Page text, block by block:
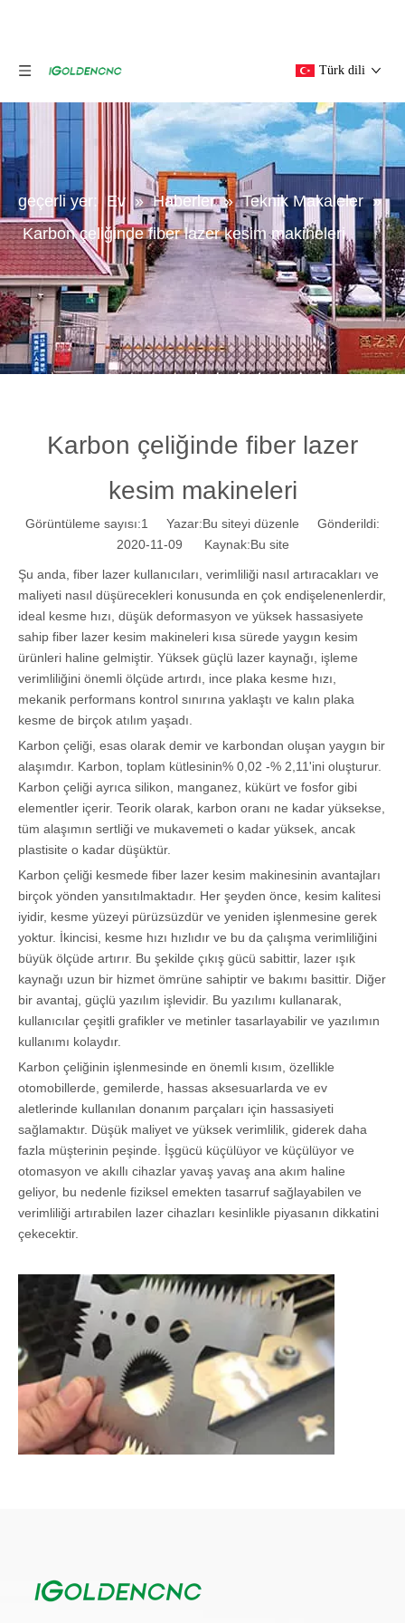
Türk dili
geçerli yer: Ev » Haberler » Teknik Makaleler »
Karbon çeliğinde fiber lazer kesim makineleri
Karbon çeliğinde fiber lazer
kesim makineleri
Görüntüleme sayısı:1
Yazar:Bu siteyi düzenle Gönderildi:
2020-11-09 Kaynak:Bu site
Şu anda, fiber lazer kullanıcıları, verimliliği nasıl artıracakları ve
maliyeti nasıl düşürecekleri konusunda en çok endişelenenlerdir,
ideal kesme hızı, düşük deformasyon ve yüksek hassasiyete
sahip fiber lazer kesim makineleri kısa sürede yaygın kesim
ürünleri haline gelmiştir. Yüksek güçlü lazer kaynağı, işleme
verimliliğini önemli ölçüde artırdı, ince plaka kesme hızı,
mekanik performans kontrol sınırına yaklaştı ve kalın plaka
kesme de birçok atılım yaşadı.
Karbon çeliği, esas olarak demir ve karbondan oluşan yaygın bir
alaşımdır. Karbon, toplam kütlesinin% 0,02 -% 2,11'ini oluşturur.
Karbon çeliği ayrıca silikon, manganez, kükürt ve fosfor gibi
elementler içerir. Teorik olarak, karbon oranı ne kadar yüksekse,
tüm alaşımın sertliği ve mukavemeti o kadar yüksek, ancak
plastisite o kadar düşüktür.
Karbon çeliği kesmede fiber lazer kesim makinesinin avantajları
birçok yönden yansıtılmaktadır. Her şeyden önce, kesim kalitesi
iyidir, kesme yüzeyi pürüzsüzdür ve yeniden işlenmesine gerek
yoktur. İkincisi, kesme hızı hızlıdır ve bu da çalışma verimliliğini
büyük ölçüde artırır. Bu şekilde çıkış gücü sabittir, lazer ışık
kaynağı uzun bir hizmet ömrüne sahiptir ve bakımı basittir. Diğer
bir avantaj, güçlü yazılım işlevidir. Bu yazılımı kullanarak,
kullanıcılar çeşitli grafikler ve metinler tasarlayabilir ve yazılımın
kullanımı kolaydır.
Karbon çeliğinin işlenmesinde en önemli kısım, özellikle
otomobillerde, gemilerde, hassas aksesuarlarda ve ev
aletlerinde kullanılan donanım parçaları için hassasiyeti
sağlamaktır. Düşük maliyet ve yüksek verimlilik, giderek daha
fazla müşterinin peşinde. İşgücü küçülüyor ve küçülüyor ve
otomasyon ve akıllı cihazlar yavaş yavaş ana akım haline
geliyor, bu nedenle fiziksel emekten tasarruf sağlayabilen ve
verimliliği artırabilen lazer cihazları kesinlikle piyasanın dikkatini
çekecektir.